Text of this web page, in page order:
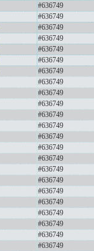
#636749
#636749
#636749
#636749
#636749
#636749
#636749
#636749
#636749
#636749
#636749
#636749
#636749
#636749
#636749
#636749
#636749
#636749
#636749
#636749
#636749
#636749
#636749